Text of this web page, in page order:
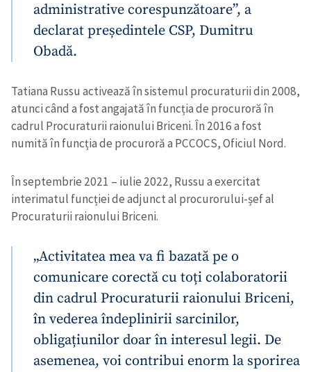
administrative corespunzătoare”, a
declarat președintele CSP, Dumitru
Obadă.
Tatiana Russu activează în sistemul procuraturii din 2008,
atunci când a fost angajată în funcția de procuroră în
cadrul Procuraturii raionului Briceni. În 2016 a fost
numită în funcția de procuroră a PCCOCS, Oficiul Nord.
În septembrie 2021 – iulie 2022, Russu a exercitat
interimatul funcției de adjunct al procurorului-șef al
Procuraturii raionului Briceni.
„Activitatea mea va fi bazată pe o
comunicare corectă cu toți colaboratorii
din cadrul Procuraturii raionului Briceni,
în vederea îndeplinirii sarcinilor,
obligațiunilor doar în interesul legii. De
asemenea, voi contribui enorm la sporirea